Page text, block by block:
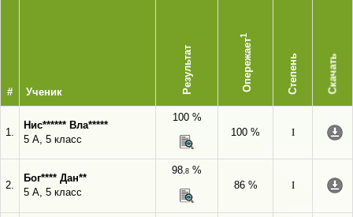
# Ученик Результат Опережает
1
Степень Скачать
1.
Нис****** Вла*****
5 А, 5 класс
100 %
100 %
I
2.
Бог**** Дан**
5 А, 5 класс
98,8 %
86 %
I